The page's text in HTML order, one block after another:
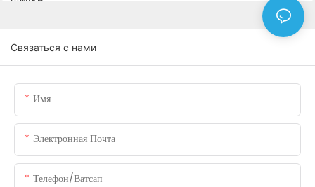
Связаться с нами
Имя
Электронная Почта
Телефон/ватсап